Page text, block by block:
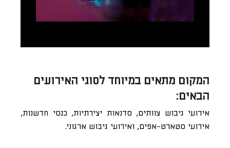
המקום מתאים במיוחד לסוגי האירועים
הבאים:
אירועי גיבוש צוותים, סדנאות יצירתיות, כנסי חדשנות,
אירועי סטארט-אפים, ואירועי גיבוש ארגוני.